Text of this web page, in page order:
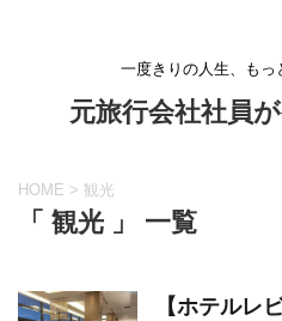
一度きりの人生、もっ
元旅行会社社員
HOME > 観光
「 観光 」 一覧
【ホテルレ